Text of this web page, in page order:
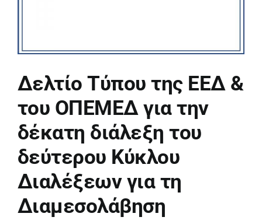
Δελτίο Τύπου της ΕΕΔ &
του ΟΠΕΜΕΔ για την
δέκατη διάλεξη του
δεύτερου Κύκλου
Διαλέξεων για τη
Διαμεσολάβηση